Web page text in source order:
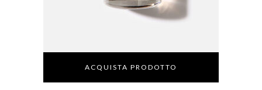
ACQUISTA PRODOTTO